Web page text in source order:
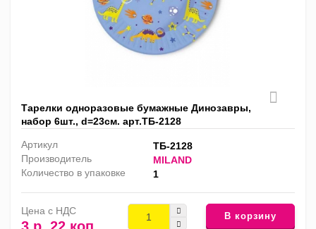
Тарелки одноразовые бумажные Динозавры,
набор 6шт., d=23см. арт.ТБ-2128
Артикул
ТБ-2128
Производитель
MILAND
Количество в упаковке
1
Цена с НДС В корзину